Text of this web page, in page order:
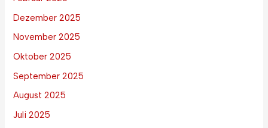
Dezember 2025
November 2025
Oktober 2025
September 2025
August 2025
Juli 2025